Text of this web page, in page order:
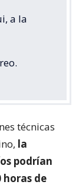
a la
técnicas
la
podrían
horas de